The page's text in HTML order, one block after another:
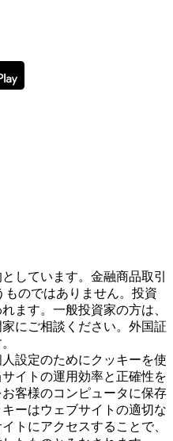
しています。金融商品取引
のではありません。投資
ます。一般投資家の方は、
にご相談ください。外国証
設定のためにクッキーを使
イトの運用効率と正確性を
客様のコンピュータに保存
ーはウェブサイトの適切な
トにアクセスすることで、